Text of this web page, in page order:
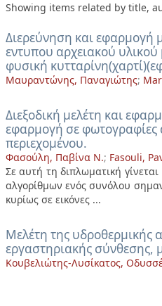
Showing items related by title,
Διερεύνηση και εφαρμογή
εντυπου αρχειακού
φυσική
Μαυραντώνης, Παναγιώτης;
Διεξοδική μελέτη και
εφαρμογή σε φωτογραφίες
περιεχομένου.
Φασούλη, Παβίνα Ν.; Fasouli,
Σε αυτή τη διπλωματική
αλγορίθμων ενός συνόλου
κυρίως σε εικόνες ...
Μελέτη της υδροθερμικής
εργαστηριακής σύνθεσης,
Κουβελιώτης-Λυσίκατος,